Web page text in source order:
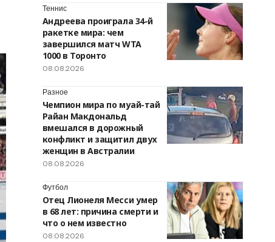
Теннис
Андреева проиграла 34-й
ракетке мира: чем
завершился матч WTA
1000 в Торонто
08.08.2026
Разное
Чемпион мира по муай-тай
Райан Макдональд
вмешался в дорожный
конфликт и защитил двух
женщин в Австралии
08.08.2026
Футбол
Отец Лионеля Месси умер
в 68 лет: причина смерти и
что о нем известно
08.08.2026